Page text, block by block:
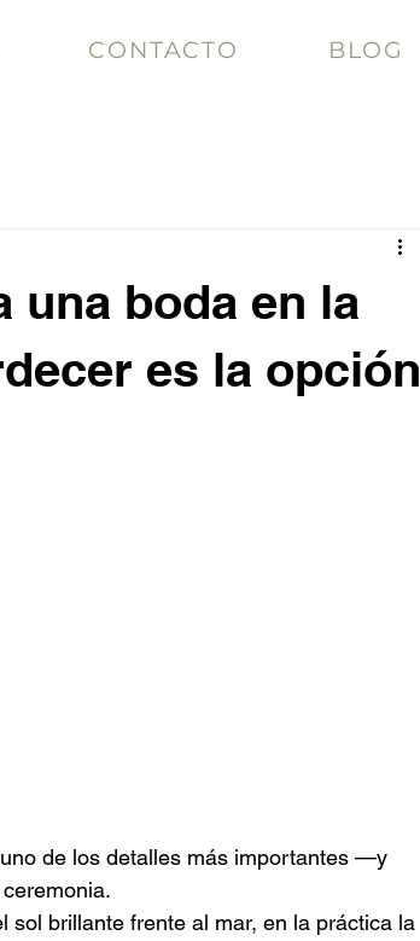
CONTACTO BLOG
una boda en la
es la opción
de los detalles más importantes —y
sol brillante frente al mar, en la práctica la